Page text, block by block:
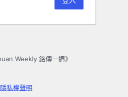
Weekly 銘傳一週》
隱私權聲明